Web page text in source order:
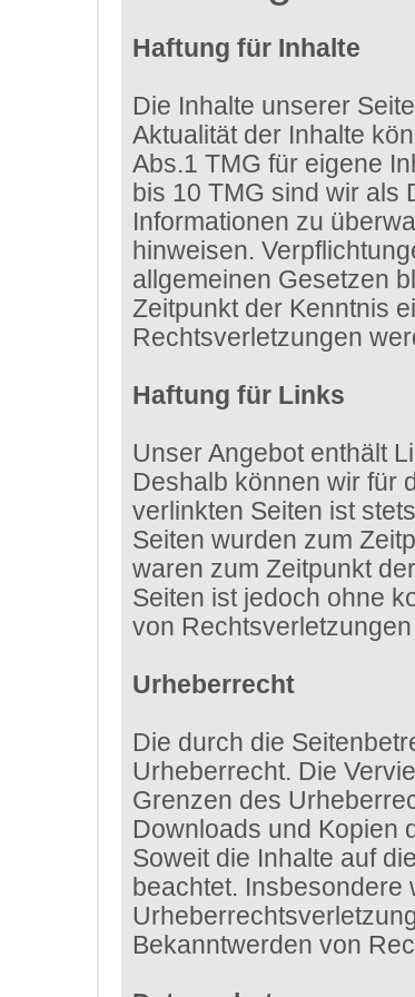
Haftung für Inhalte
Die Inhalte unserer
Aktualität der Inhalte
Abs.1 TMG für eigene
bis 10 TMG sind wir als
Informationen zu
hinweisen.
allgemeinen Gesetzen
Zeitpunkt der Kenntnis
Rechtsverletzungen
Haftung für Links
Unser Angebot enthält
Deshalb können wir für
verlinkten Seiten ist
Seiten wurden zum
waren zum Zeitpunkt
Seiten ist jedoch ohne
von
Urheberrecht
Die durch die
Urheberrecht. Die
Grenzen des
Downloads und Kopien
Soweit die Inhalte auf
beachtet. Insbesondere
Bekanntwerden von